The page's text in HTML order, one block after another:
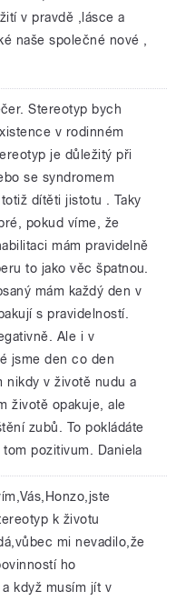
v pravdě ,lásce a
naše společné nové ,
Stereotyp bych
v rodinném
je důležitý při
se syndromem
dítěti jistotu . Taky
pokud víme, že
mám pravidelně
to jako věc špatnou.
mám každý den v
s pravidelností.
Ale i v
jsme den co den
nikdy v životě nudu a
životě opakuje, ale
zubů. To pokládáte
pozitivum. Daniela
k životu
mi nevadilo,že
ho
když musím jít v